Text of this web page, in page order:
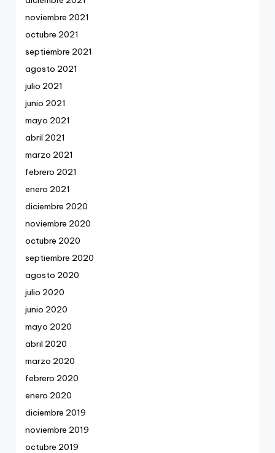
noviembre 2021
octubre 2021
septiembre 2021
agosto 2021
julio 2021
junio 2021
mayo 2021
abril 2021
marzo 2021
febrero 2021
enero 2021
diciembre 2020
noviembre 2020
octubre 2020
septiembre 2020
agosto 2020
julio 2020
junio 2020
mayo 2020
abril 2020
marzo 2020
febrero 2020
enero 2020
diciembre 2019
noviembre 2019
octubre 2019